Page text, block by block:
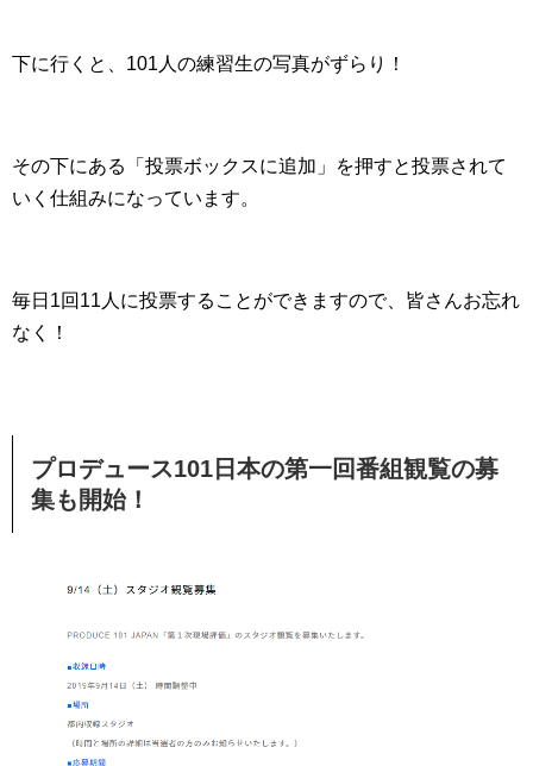
下に行くと、101人の練習生の写真がずらり！
その下にある「投票ボックスに追加」を押すと投票されて
いく仕組みになっています。
毎日1回11人に投票することができますので、皆さんお忘れ
なく！
プロデュース101日本の第一回番組観覧の募
集も開始！